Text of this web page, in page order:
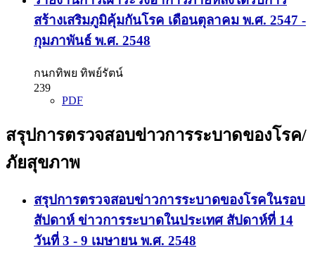
สร้างเสริมภูมิคุ้มกันโรค เดือนตุลาคม พ.ศ. 2547 -
กุมภาพันธ์ พ.ศ. 2548
กนกทิพย ทิพย์รัตน์
239
PDF
สรุปการตรวจสอบข่าวการระบาดของโรค/
ภัยสุขภาพ
สรุปการตรวจสอบข่าวการระบาดของโรคในรอบ
สัปดาห์ ข่าวการระบาดในประเทศ สัปดาห์ที่ 14
วันที่ 3 - 9 เมษายน พ.ศ. 2548